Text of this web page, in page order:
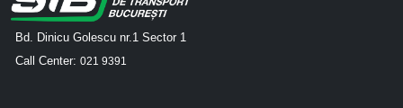
Bd. Dinicu Golescu nr.1 Sector 1
Call Center: 021 9391